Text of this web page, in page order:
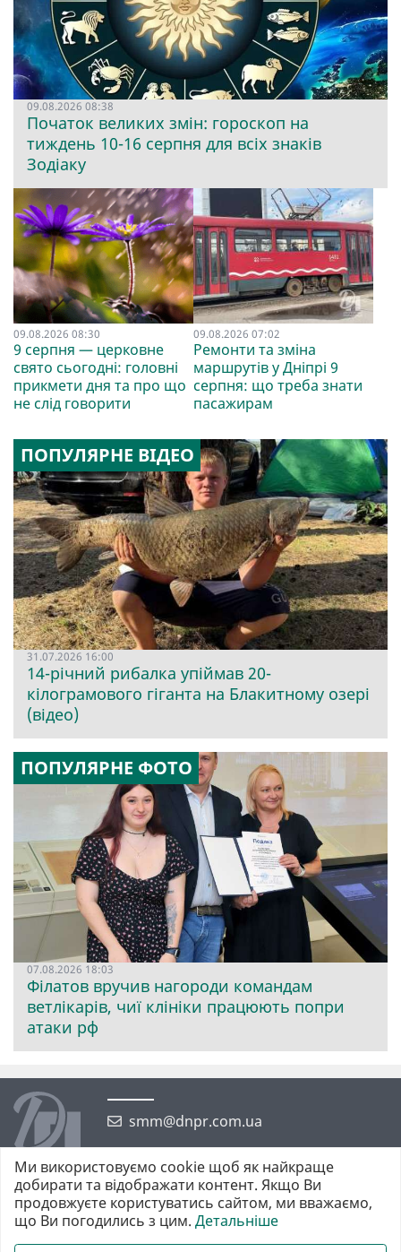
09.08.2026 08:38
Початок великих змін: гороскоп на
тиждень 10-16 серпня для всіх знаків
Зодіаку
09.08.2026 08:30
9 серпня — церковне
свято сьогодні: головні
прикмети дня та про що
не слід говорити
09.08.2026 07:02
Ремонти та зміна
маршрутів у Дніпрі 9
серпня: що треба знати
пасажирам
ПОПУЛЯРНЕ ВІДЕО
31.07.2026 16:00
14-річний рибалка упіймав 20-
кілограмового гіганта на Блакитному озері
(відео)
ПОПУЛЯРНЕ ФОТО
07.08.2026 18:03
Філатов вручив нагороди командам
ветлікарів, чиї клініки працюють попри
атаки рф
smm@dnpr.com.ua
©2026 https://dnpr.com.ua Дніпровська порадниця
Всі права захищені. При повному або частковому використанні
Ми використовуємо cookie щоб як найкраще
добирати та відображати контент. Якщо Ви
продовжуєте користуватись сайтом, ми вважаємо,
що Ви погодились з цим. Детальніше